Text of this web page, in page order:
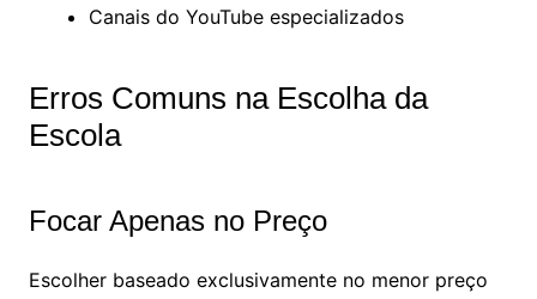
Canais do YouTube especializados
Erros Comuns na Escolha da
Escola
Focar Apenas no Preço
Escolher baseado exclusivamente no menor preço